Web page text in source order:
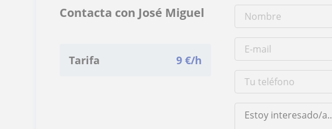
Contacta con José Miguel
Tarifa 9 €/h